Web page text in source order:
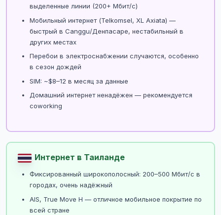
выделенные линии (200+ Мбит/с)
Мобильный интернет (Telkomsel, XL Axiata) —
быстрый в Canggu/Денпасаре, нестабильный в
других местах
Перебои в электроснабжении случаются, особенно
в сезон дождей
SIM: ~$8–12 в месяц за данные
Домашний интернет ненадёжен — рекомендуется
coworking
Интернет в Таиланде
Фиксированный широкополосный: 200–500 Мбит/с в
городах, очень надёжный
AIS, True Move H — отличное мобильное покрытие по
всей стране